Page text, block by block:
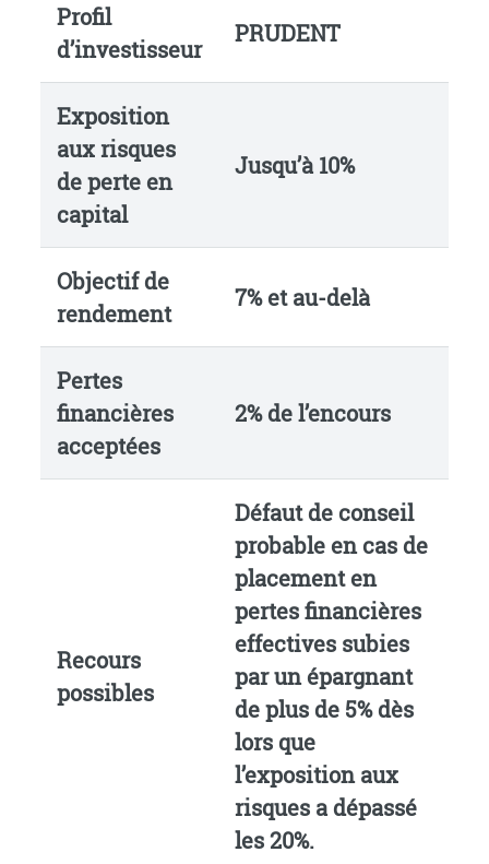
Profil
d’investisseur
PRUDENT
Exposition
aux risques
de perte en
capital
Jusqu’à 10%
Objectif de
rendement
7% et au-delà
Pertes
financières
acceptées
2% de l’encours
Recours
possibles
Défaut de conseil
probable en cas de
placement en
pertes financières
effectives subies
par un épargnant
de plus de 5% dès
lors que
l’exposition aux
risques a dépassé
les 20%.